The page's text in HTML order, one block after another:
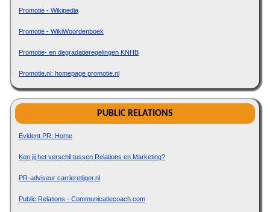
Promotie - Wikipedia
Promotie - WikiWoordenboek
Promotie- en degradatieregelingen KNHB
Promotie.nl: homepage promotie.nl
PUBLIC RELATIONS
Evident PR: Home
Ken jij het verschil tussen Relations en Marketing?
PR-adviseur carrieretijger.nl
Public Relations - Communicatiecoach.com